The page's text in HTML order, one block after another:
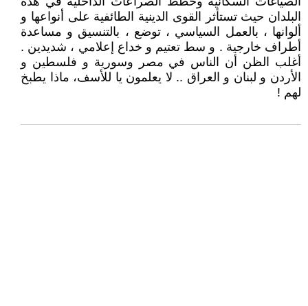
البلدان حيث تستأثر القوى الدينية الطائفية على أنواعها و
ألوانها ، بالعمل السياسي ، توضع ، بالتنسيق و مساعدة
أطراف خارجية . و سط تعتيم و خداع إعلامي ، شديدين .
أغلب الظن أن الناس في مصر وسورية و فلسطين و
الأردن و لبنان و العراق .. لا يعلمون يا للأسف، ماذا يطبخ
لهم !